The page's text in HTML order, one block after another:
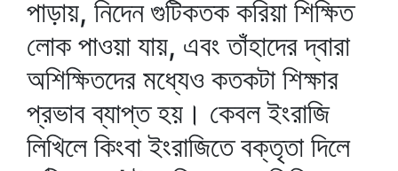
পাড়ায়, নিদেন গুটিকতক করিয়া শিক্ষিত
লোক পাওয়া যায়, এবং তাঁহাদের দ্বারা
অশিক্ষিতদের মধ্যেও কতকটা শিক্ষার
প্রভাব ব্যাপ্ত হয়। কেবল ইংরাজি
লিখিলে কিংবা ইংরাজিতে বক্তৃতা দিলে